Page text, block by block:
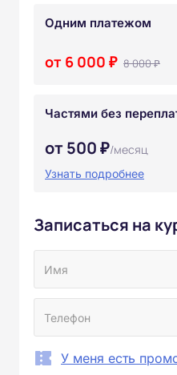
Одним платежом
от 6 000 ₽ 8 000 ₽
Частями без
от 500 ₽/месяц
Узнать подробнее
Записаться на
У меня есть